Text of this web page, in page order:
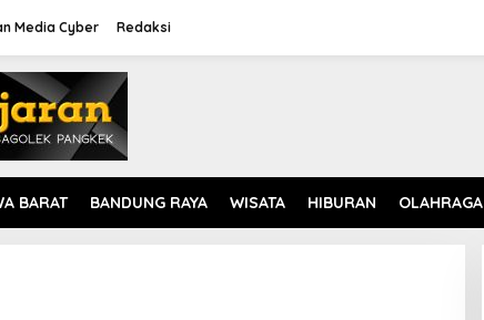
Media Cyber Redaksi
BARAT BANDUNG RAYA WISATA HIBURAN OLAHRAGA